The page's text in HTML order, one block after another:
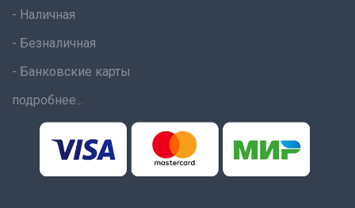
- Наличная
- Безналичная
- Банковские карты
подробнее...